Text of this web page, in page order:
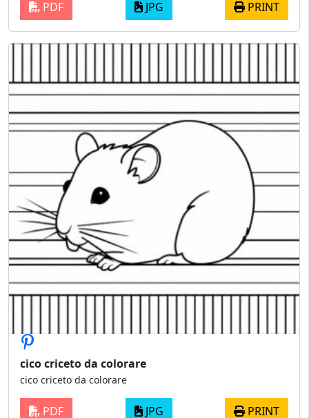
PDF JPG PRINT
cico criceto da colorare
cico criceto da colorare
PDF JPG PRINT